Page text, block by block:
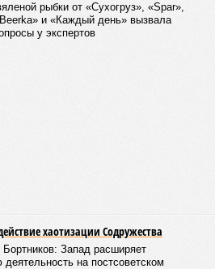
рыбки от «Сухогруз», «Spar»,
и «Каждый день» вызвала
у экспертов
хаотизации Содружества
Запад расширяет
на постсоветском